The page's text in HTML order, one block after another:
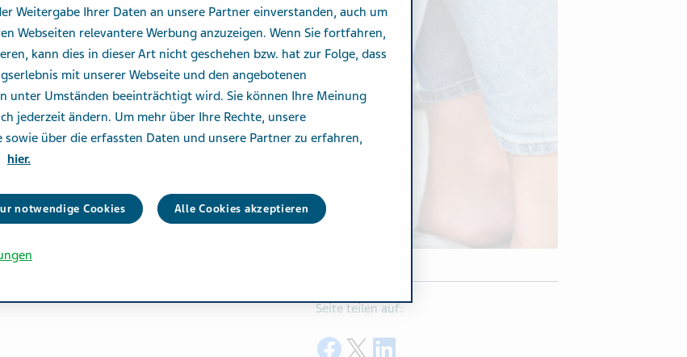
Seite teilen auf:
Share on Facebook
Share on Twitter
Weitergabe Ihrer Daten an unsere Partner einverstanden, auch um
Webseiten relevantere Werbung anzuzeigen. Wenn Sie fortfahren,
kann dies in dieser Art nicht geschehen bzw. hat zur Folge, dass
mit unserer Webseite und den angebotenen
unter Umständen beeinträchtigt wird. Sie können Ihre Meinung
jederzeit ändern. Um mehr über Ihre Rechte, unsere
sowie über die erfassten Daten und unsere Partner zu erfahren,
hier.
notwendige Cookies Alle Cookies akzeptieren